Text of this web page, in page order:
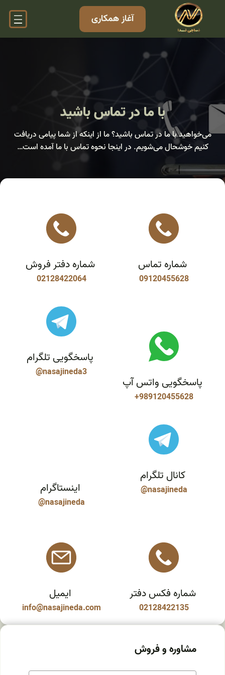
آغاز همکاری
با ما در تماس باشید
می‌خواهید با ما در تماس باشید؟ ما از اینکه از شما پیامی دریافت
کنیم خوشحال می‌شویم. در اینجا نحوه تماس با ما آمده است…
شماره تماس
09120455628
شماره دفتر فروش
02128422064
پاسخگویی واتس آپ
+989120455628
پاسخگویی تلگرام
@nasajineda3
کانال تلگرام
@nasajineda اینستاگرام
@nasajineda
شماره فکس دفتر
02128422135
ایمیل
info@nasajineda.com
مشاوره و فروش
ن